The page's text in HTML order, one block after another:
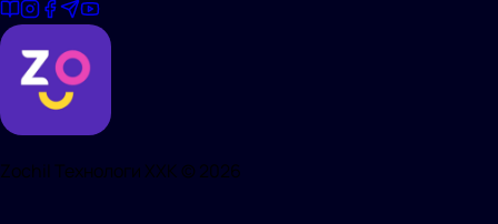
Zochil Технологи ХХК © 2026